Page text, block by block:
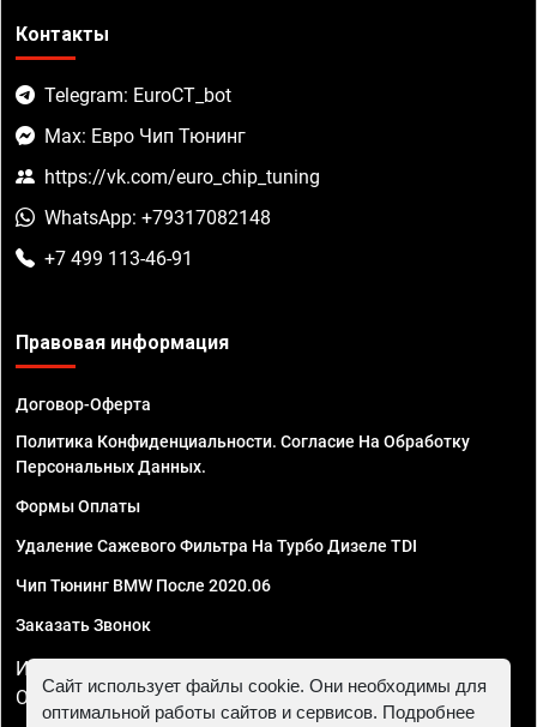
Контакты
Telegram: EuroCT_bot
Max: Евро Чип Тюнинг
https://vk.com/euro_chip_tuning
WhatsApp: +79317082148
+7 499 113-46-91
Правовая информация
Договор-Оферта
Политика Конфиденциальности. Согласие На Обработку
Персональных Данных.
Формы Оплаты
Удаление Сажевого Фильтра На Турбо Дизеле TDI
Чип Тюнинг BMW После 2020.06
Заказать Звонок
ИП Смирнов Георгий Павлович. ИНН 781302555843,
ОГРНИП 324470400032610
Сайт использует файлы cookie. Они необходимы для
оптимальной работы сайтов и сервисов. Подробнее